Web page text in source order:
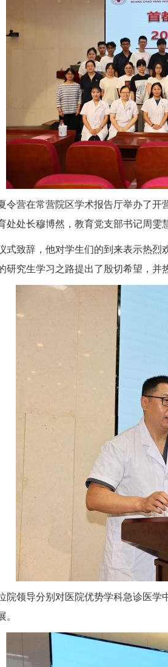
令营在常营院区学术报告厅举办了
处处长穆博然，教育党支部书记周雯
式致辞，他对学生们的到来表示热
研究生学习之路提出了殷切希望，并
院领导分别对医院优势学科急诊医
。